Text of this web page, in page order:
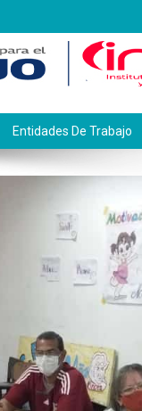
y
Entidades De Trabajo